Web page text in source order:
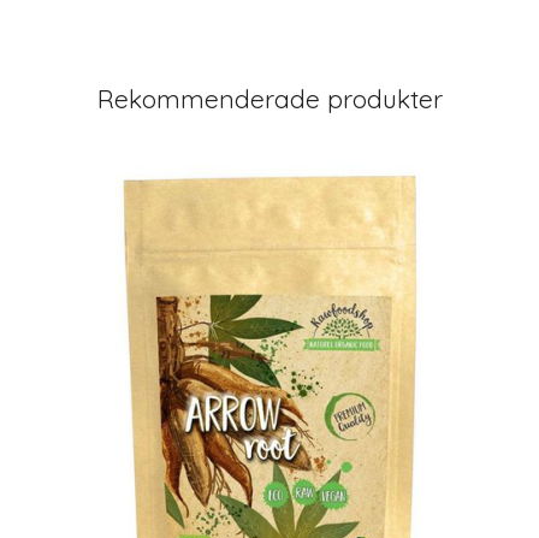
Rekommenderade produkter